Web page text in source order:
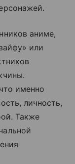
аниме,
или
именно
личность,
Также